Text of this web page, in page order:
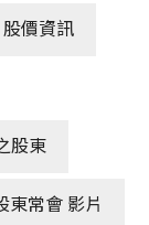
股價資訊
股東
東常會 影片